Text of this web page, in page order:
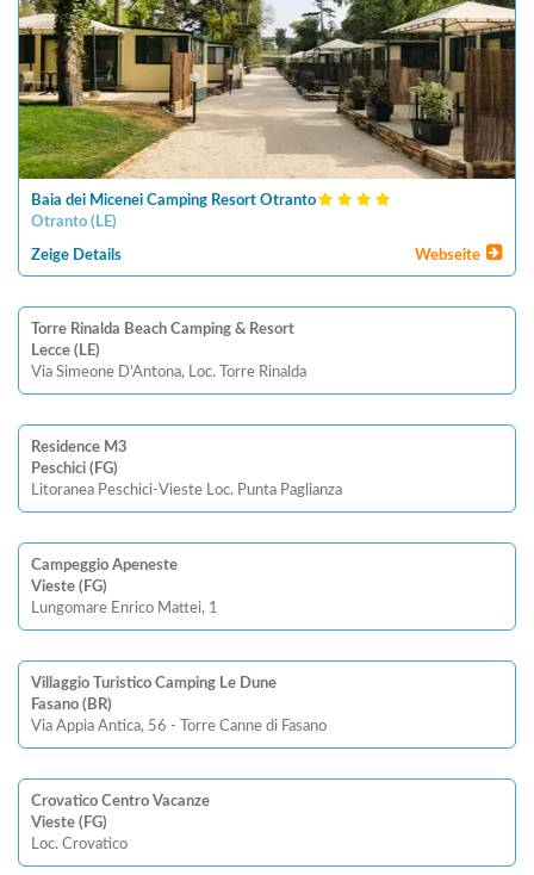
Baia dei Micenei Camping Resort Otranto
Otranto ( LE)
Zeige Details Webseite
Torre Rinalda Beach Camping & Resort
Lecce (LE)
Via Simeone D'Antona, Loc. Torre Rinalda
Residence M3
Peschici (FG)
Litoranea Peschici-Vieste Loc. Punta Paglianza
Campeggio Apeneste
Vieste (FG)
Lungomare Enrico Mattei, 1
Villaggio Turistico Camping Le Dune
Fasano (BR)
Via Appia Antica, 56 - Torre Canne di Fasano
Crovatico Centro Vacanze
Vieste (FG)
Loc. Crovatico